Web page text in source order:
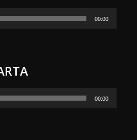
00:00
00:00